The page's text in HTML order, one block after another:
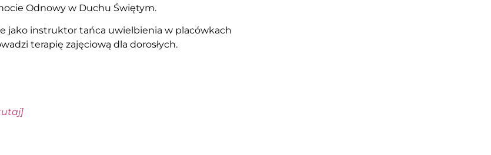
Odnowy w Duchu Świętym.
jako instruktor tańca uwielbienia w placówkach
terapię zajęciową dla dorosłych.